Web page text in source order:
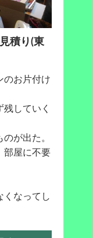
積り(東
のお片付け
していく
が出た。
屋に不要
なってし